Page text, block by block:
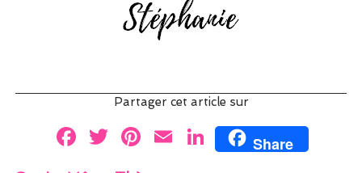
Partager cet article sur
F
a
T
w
Pi E Li
Share